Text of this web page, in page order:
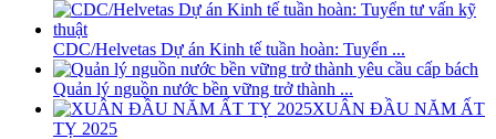
CDC/Helvetas Dự án Kinh tế tuần hoàn: Tuyển ...
Quản lý nguồn nước bền vững trở thành ...
XUÂN ĐẦU NĂM ẤT
TỴ 2025